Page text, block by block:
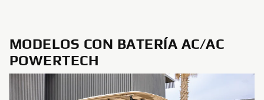
MODELOS CON BATERÍA AC/AC
POWERTECH